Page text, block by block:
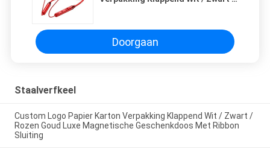
Sluiting
Doorgaan
Staalverfkeel
Custom Logo Papier Karton Verpakking Klappend Wit / Zwart /
Rozen Goud Luxe Magnetische Geschenkdoos Met Ribbon
Sluiting